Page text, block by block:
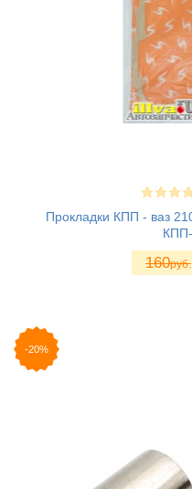
Прокладки КПП - ваз
160руб.
-20%